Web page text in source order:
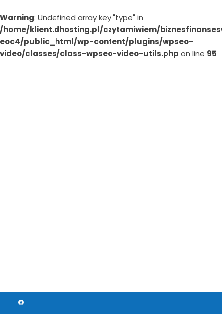
Warning: Undefined array key "type" in
/home/klient.dhosting.pl/czytamiwiem/
eoc4/public_html/wp-content/plugins/wpseo-
video/classes/class-wpseo-video-utils.php on line 95